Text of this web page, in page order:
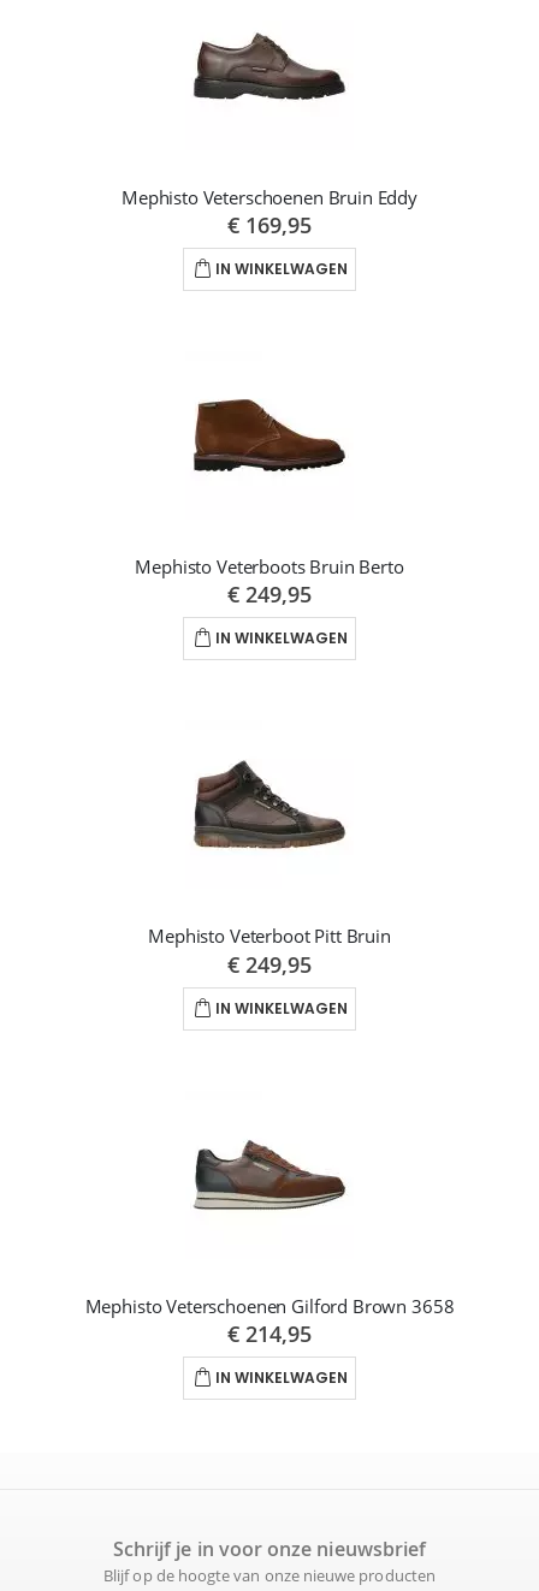
Mephisto Veterschoenen Bruin Eddy
€ 169,95
IN WINKELWAGEN
Mephisto Veterboots Bruin Berto
€ 249,95
IN WINKELWAGEN
Mephisto Veterboot Pitt Bruin
€ 249,95
IN WINKELWAGEN
Mephisto Veterschoenen Gilford Brown 3658
€ 214,95
IN WINKELWAGEN
Schrijf je in voor onze nieuwsbrief
Blijf op de hoogte van onze nieuwe producten